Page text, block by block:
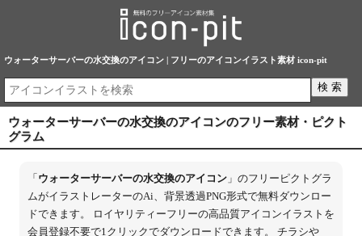
ウォーターサーバーの水交換のアイコン | フリーのアイコンイラスト素材 icon-pit
ウォーターサーバーの水交換のアイコンのフリー素材・ピクト
グラム
「 ウォーターサーバーの水交換のアイコン」のフリーピクトグラ
ムがイラストレーターのAi、背景透過PNG形式で無料ダウンロー
ドできます。 ロイヤリティーフリーの高品質アイコンイラストを
会員登録不要で1クリックでダウンロードできます。 チラシや